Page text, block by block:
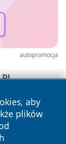
autopromocja
aby
plików